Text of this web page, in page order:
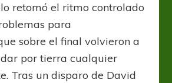
retomó el ritmo controlado
para
sobre el final volvieron a
por tierra cualquier
Tras un disparo de David